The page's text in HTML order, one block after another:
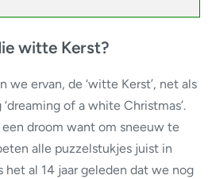
witte Kerst?
we ervan, de ‘witte Kerst’, net als
of a white Christmas’.
droom want om sneeuw te
alle puzzelstukjes juist in
het al 14 jaar geleden dat we nog